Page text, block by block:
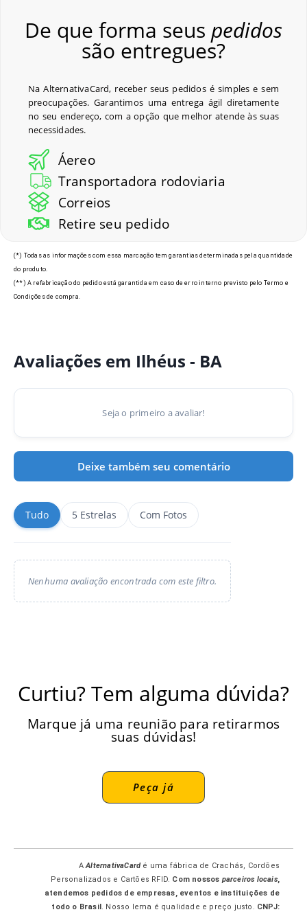
De que forma seus pedidos
são entregues?
Na AlternativaCard, receber seus pedidos é simples e sem
preocupações. Garantimos uma entrega ágil diretamente
no seu endereço, com a opção que melhor atende às suas
necessidades.
Áereo
Transportadora rodoviaria
Correios
Retire seu pedido
(*) Todas as informações com essa marcação tem garantias determinadas pela quantidade
do produto.
(**) A refabricação do pedido está garantida em caso de erro interno previsto pelo Termo e
Condições de compra.
Avaliações em Ilhéus - BA
Seja o primeiro a avaliar!
Deixe também seu comentário
Tudo 5 Estrelas Com Fotos
Nenhuma avaliação encontrada com este filtro.
Curtiu? Tem alguma dúvida?
Marque já uma reunião para retirarmos
suas dúvidas!
Peça já
AAlternativaCardé uma fábrica de Crachás, Cordões
Personalizados e Cartões RFID. Com nossos parceiros locais,
atendemos pedidos de empresas, eventos e instituições de
todo o Brasil. Nosso lema é qualidade e preço justo. CNPJ: